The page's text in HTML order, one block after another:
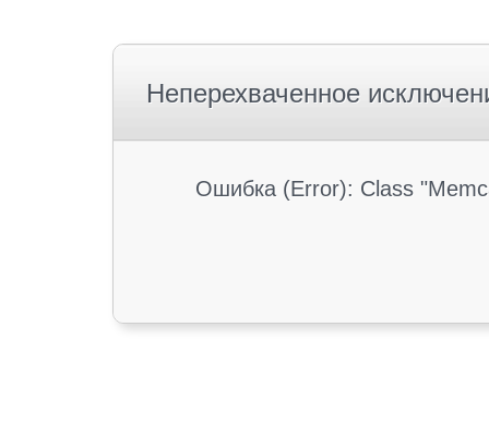
Неперехваченное
Ошибка (Error): Class